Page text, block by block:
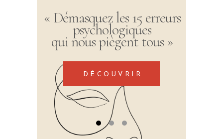
DÉCOUVRIR
« Démasquez les 15 erreurs
psychologiques
qui nous piègent tous »